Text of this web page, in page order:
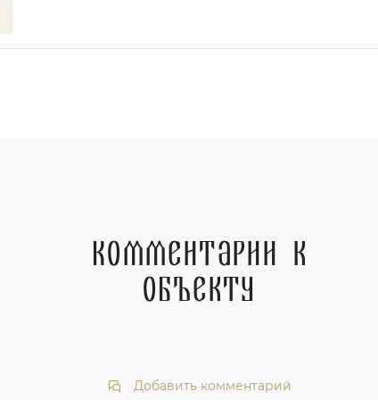
Комментарии к
объекту
Добавить комментарий